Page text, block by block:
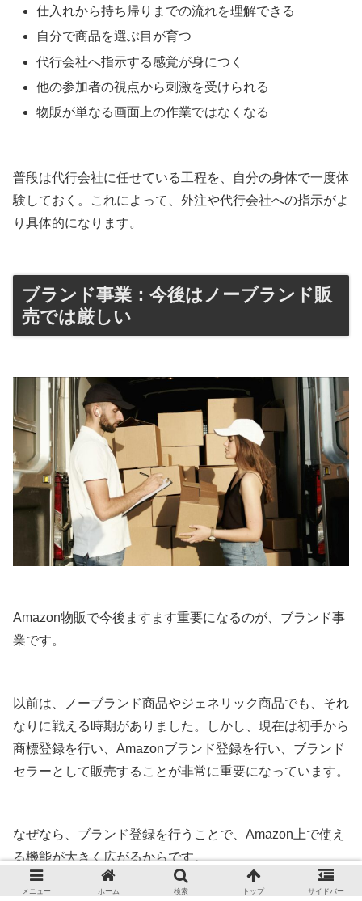
仕入れから持ち帰りまでの流れを理解できる
自分で商品を選ぶ目が育つ
代行会社へ指示する感覚が身につく
他の参加者の視点から刺激を受けられる
物販が単なる画面上の作業ではなくなる
普段は代行会社に任せている工程を、自分の身体で一度体
験しておく。これによって、外注や代行会社への指示がよ
り具体的になります。
ブランド事業：今後はノーブランド販
売では厳しい
Amazon物販で今後ますます重要になるのが、ブランド事
業です。
以前は、ノーブランド商品やジェネリック商品でも、それ
なりに戦える時期がありました。しかし、現在は初手から
商標登録を行い、Amazonブランド登録を行い、ブランド
セラーとして販売することが非常に重要になっています。
なぜなら、ブランド登録を行うことで、Amazon上で使え
る機能が大きく広がるからです。
メニュー ホーム 検索 トップ サイドバー